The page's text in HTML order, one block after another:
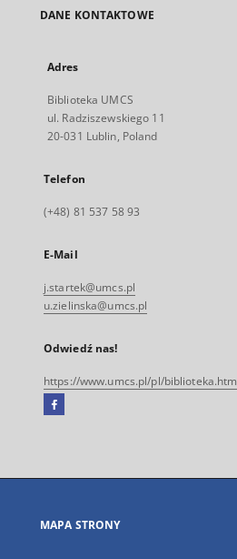
DANE KONTAKTOWE
Adres
Biblioteka UMCS
ul. Radziszewskiego 11
20-031 Lublin, Poland
Telefon
(+48) 81 537 58 93
E-Mail
j.startek@umcs.pl
u.zielinska@umcs.pl
Odwiedź nas!
https://www.umcs.pl/pl/biblioteka.htm
Facebook
się
karcie
MAPA STRONY